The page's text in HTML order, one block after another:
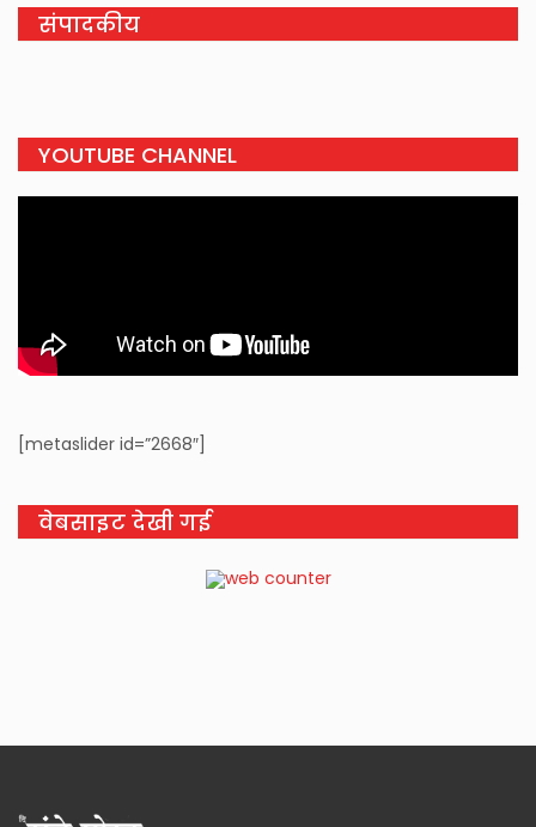
संपादकीय
YOUTUBE CHANNEL
[metaslider id=”2668″]
वेबसाइट देखी गई